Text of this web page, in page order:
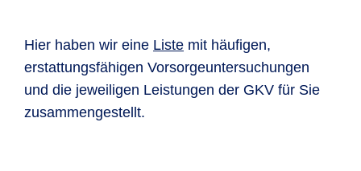
Hier haben wir eine Liste mit häufigen,
erstattungsfähigen Vorsorgeuntersuchungen
und die jeweiligen Leistungen der GKV für Sie
zusammengestellt.